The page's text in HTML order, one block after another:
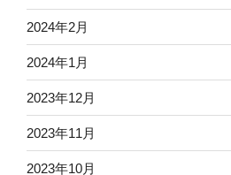
2024年2月
2024年1月
2023年12月
2023年11月
2023年10月